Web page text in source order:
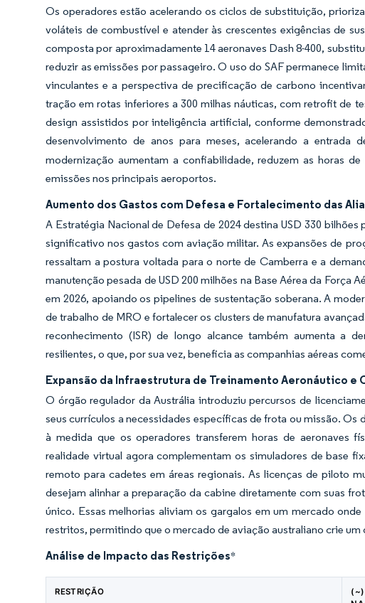
Os operadores estão acelerando os ciclos de substituição,
voláteis de combustível e atender às crescentes exigências de
composta por aproximadamente 14 aeronaves Dash 8-400,
reduzir as emissões por passageiro. O uso do SAF permanece
vinculantes e a perspectiva de precificação de carbono
tração em rotas inferiores a 300 milhas náuticas, com retrofit de
design assistidos por inteligência artificial, conforme
desenvolvimento de anos para meses, acelerando a entrada
modernização aumentam a confiabilidade, reduzem as horas
emissões nos principais aeroportos.
Aumento dos Gastos com Defesa e Fortalecimento das
A Estratégia Nacional de Defesa de 2024 destina USD 330
significativo nos gastos com aviação militar. As expansões de
ressaltam a postura voltada para o norte de Camberra e a
manutenção pesada de USD 200 milhões na Base Aérea da Força
em 2026, apoiando os pipelines de sustentação soberana. A
de trabalho de MRO e fortalecer os clusters de manufatura
reconhecimento (ISR) de longo alcance também aumenta a
resilientes, o que, por sua vez, beneficia as companhias aéreas
Expansão da Infraestrutura de Treinamento Aeronáutico e
O órgão regulador da Austrália introduziu percursos de
seus currículos a necessidades específicas de frota ou missão.
à medida que os operadores transferem horas de aeronaves
realidade virtual agora complementam os simuladores de base
remoto para cadetes em áreas regionais. As licenças de piloto
desejam alinhar a preparação da cabine diretamente com suas
único. Essas melhorias aliviam os gargalos em um mercado
restritos, permitindo que o mercado de aviação australiano crie
Análise de Impacto das Restrições*
RESTRIÇÃO
(~)